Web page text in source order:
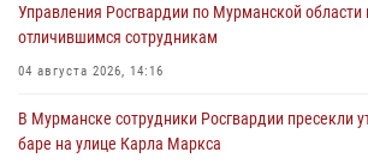
Управления Росгвардии по Мурманской области
отличившимся сотрудникам
04 августа 2026, 14:16
В Мурманске сотрудники Росгвардии пресекли
баре на улице Карла Маркса